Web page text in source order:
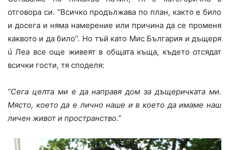
отговора си. “Всичко продължава по план, както е било
и досега и няма намерение или причина да се променя
каквото и да било”. Но тъй като Мис България и дъщеря
ú Леа все още живеят в общата къща, където отсядат
всички гости, тя споделя:
“Сега целта ми е да направя дом за дъщеричката ми.
Място, което да е лично наше и в което да имаме наш
личен живот и пространство.”